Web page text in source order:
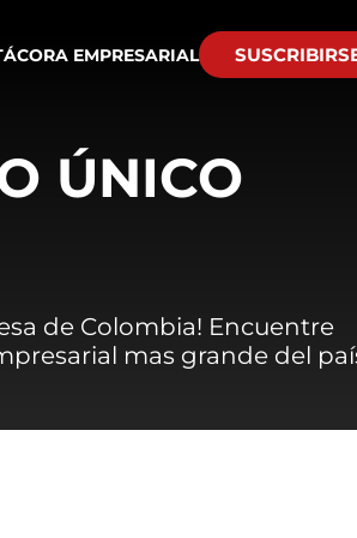
EMPRESARIAL
ÚNICO
de Colombia! Encuentre
mas grande del